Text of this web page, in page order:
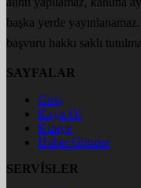
başka yerde
başvuru hakkı saklı
SAYFALAR
Giriş
Kayıt Ol
Künye
Haber Gönder
SERVİSLER